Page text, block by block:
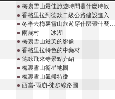
梅裏雪山最佳旅遊時間是什麼時候…
香格里拉到德欽二級公路建設進入…
冬季去梅裏雪山旅遊穿什麼帶什麼…
雨崩村——冰湖
梅裏雪山最美的影像
香格里拉特色的中藥材
德欽飛來寺景點介紹
梅裏雪山衛星地圖
梅裏雪山氣候特徵
西當-雨崩-徒步線路圖